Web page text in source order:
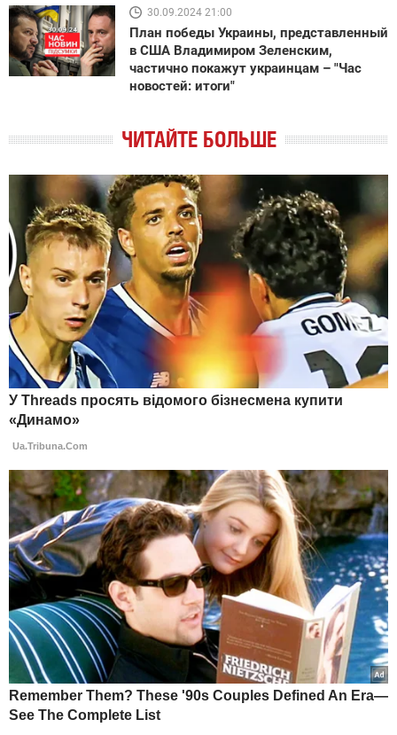
30.09.2024 21:00
План победы Украины, представленный
в США Владимиром Зеленским,
частично покажут украинцам – "Час
новостей: итоги"
ЧИТАЙТЕ БОЛЬШЕ